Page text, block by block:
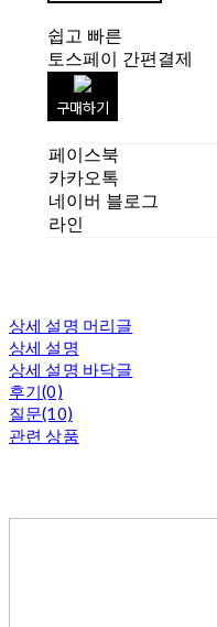
쉽고 빠른
토스페이 간편결제
구매하기
페이스북
카카오톡
네이버 블로그
라인
상세 설명 머리글
상세 설명
상세 설명 바닥글
후기(0)
질문(10)
관련 상품